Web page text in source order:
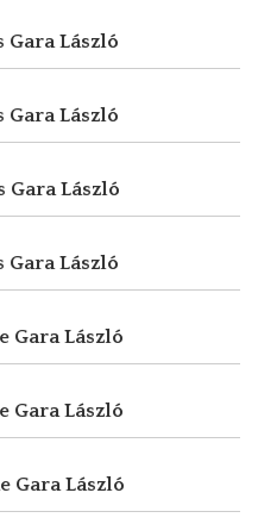
Gara László
Gara László
Gara László
Gara László
Gara László
Gara László
Gara László